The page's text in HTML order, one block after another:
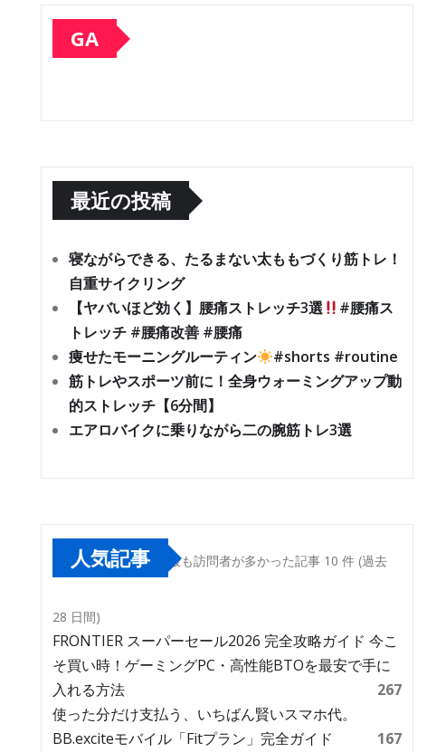
GA
最近の投稿
寝ながらできる、たるまない太ももづくり筋トレ！
自重サイクリング
【ヤバいほど効く】腰痛ストレッチ3選
#腰痛ス
トレッチ #腰痛改善 #腰痛
痩せたモーニングルーティン
#shorts #routine
筋トレやスポーツ前に！全身ウォーミングアップ動
的ストレッチ【6分間】
エアロバイクに乗りながら二の腕筋トレ3選
人気記事 最も訪問者が多かった記事 10 件 (過去
28 日間)
FRONTIER スーパーセール2026 完全攻略ガイド 今こ
そ買い時！ゲーミングPC・高性能BTOを最安で手に
入れる方法
267
使った分だけ支払う、いちばん賢いスマホ代。
BB.exciteモバイル「Fitプラン」完全ガイド
167